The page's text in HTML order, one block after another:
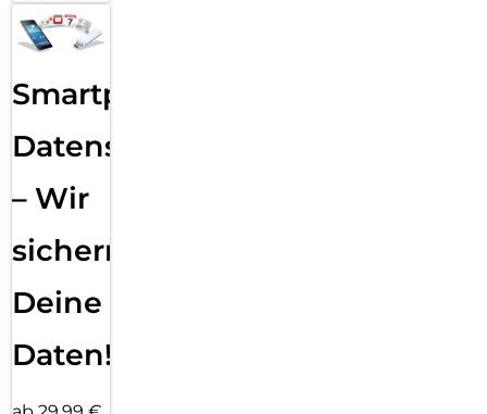
Smartphone
Datensicherung
– Wir
sichern
Deine
Daten!